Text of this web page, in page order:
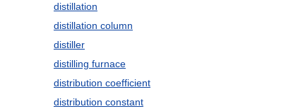
distillation
distillation column
distiller
distilling furnace
distribution coefficient
distribution constant